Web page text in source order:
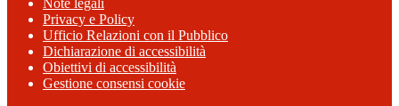
Note legali
Privacy e Policy
Ufficio Relazioni con il Pubblico
Dichiarazione di accessibilità
Obiettivi di accessibilità
Gestione consensi cookie